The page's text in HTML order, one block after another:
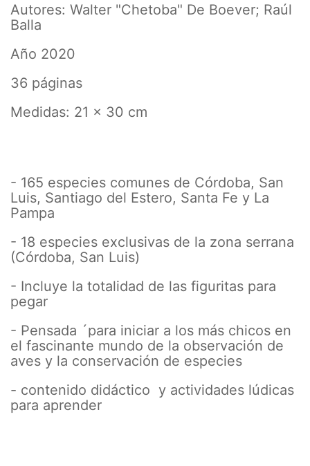
Autores: Walter "Chetoba" De Boever; Raúl
Balla
Año 2020
36 páginas
Medidas: 21 x 30 cm
- 165 especies comunes de Córdoba, San
Luis, Santiago del Estero, Santa Fe y La
Pampa
- 18 especies exclusivas de la zona serrana
(Córdoba, San Luis)
- Incluye la totalidad de las figuritas para
pegar
- Pensada ´para iniciar a los más chicos en
el fascinante mundo de la observación de
aves y la conservación de especies
- contenido didáctico y actividades lúdicas
para aprender